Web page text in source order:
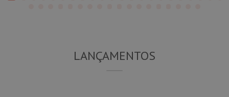
LANÇAMENTOS